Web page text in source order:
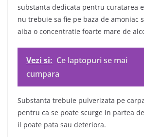
substanta dedicata pentru curatarea
nu trebuie sa fie pe baza de amoniac
aiba o concentratie foarte mare de
Vezi si: Ce laptopuri se mai
cumpara
Substanta trebuie pulverizata pe
pentru ca se poate scurge in partea
il poate pata sau deteriora.